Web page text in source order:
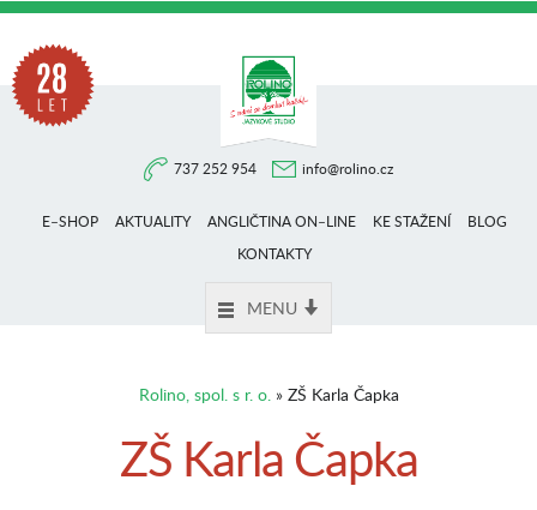
737 252 954 info@rolino.cz
E–SHOP AKTUALITY ANGLIČTINA ON–LINE KE STAŽENÍ
BLOG
KONTAKTY
MENU
Rolino, spol. s r. o.» ZŠ Karla Čapka
ZŠ Karla Čapka